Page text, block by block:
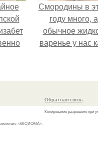
Смородины в
году много, а
обычное
варенье у нас
комплекс «АКСИОМА»,
Обратная связь
Копирование разрешено при